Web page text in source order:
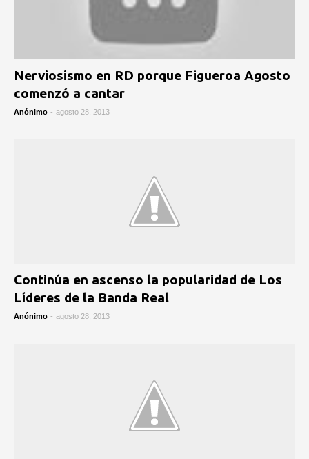
Nerviosismo en RD porque Figueroa Agosto
comenzó a cantar
Anónimo - agosto 28, 2013
Continúa en ascenso la popularidad de Los
Líderes de la Banda Real
Anónimo - agosto 28, 2013